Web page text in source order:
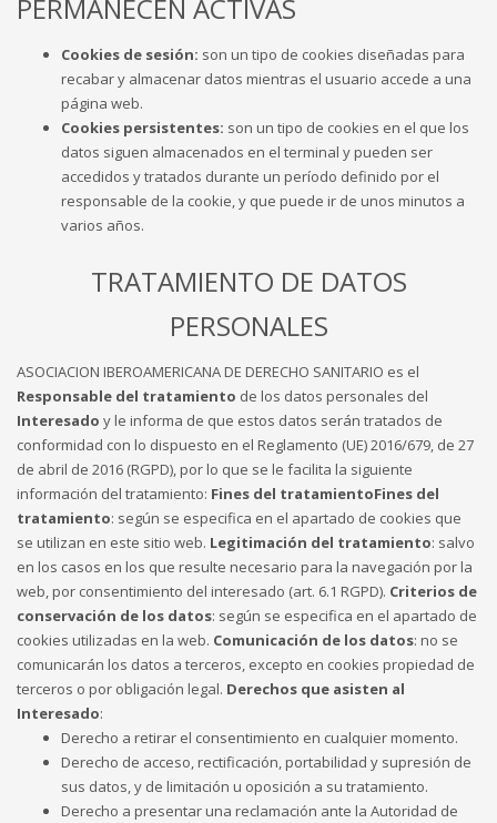
PERMANECEN ACTIVAS
Cookies de sesión: son un tipo de cookies diseñadas para
recabar y almacenar datos mientras el usuario accede a una
página web.
Cookies persistentes: son un tipo de cookies en el que los
datos siguen almacenados en el terminal y pueden ser
accedidos y tratados durante un período definido por el
responsable de la cookie, y que puede ir de unos minutos a
varios años.
TRATAMIENTO DE DATOS
PERSONALES
ASOCIACION IBEROAMERICANA DE DERECHO SANITARIO es el
Responsable del tratamiento de los datos personales del
Interesado y le informa de que estos datos serán tratados de
conformidad con lo dispuesto en el Reglamento (UE) 2016/679, de 27
de abril de 2016 (RGPD), por lo que se le facilita la siguiente
información del tratamiento: Fines del tratamientoFines del
tratamiento: según se especifica en el apartado de cookies que
se utilizan en este sitio web. Legitimación del tratamiento: salvo
en los casos en los que resulte necesario para la navegación por la
web, por consentimiento del interesado (art. 6.1 RGPD). Criterios de
conservación de los datos: según se especifica en el apartado de
cookies utilizadas en la web. Comunicación de los datos: no se
comunicarán los datos a terceros, excepto en cookies propiedad de
terceros o por obligación legal. Derechos que asisten al
Interesado:
Derecho a retirar el consentimiento en cualquier momento.
Derecho de acceso, rectificación, portabilidad y supresión de
sus datos, y de limitación u oposición a su tratamiento.
Derecho a presentar una reclamación ante la Autoridad de